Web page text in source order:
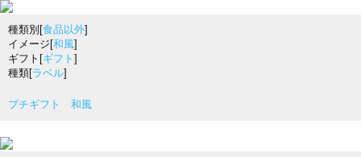
種類別[食品以外]
イメージ[和風]
ギフト[ギフト ]
種類[ラベル]
プチギフト 和風